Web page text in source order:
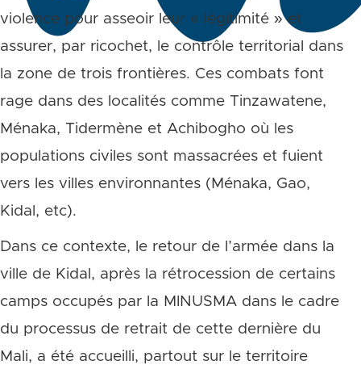
violence pour asseoir leur « légitimité » et
assurer, par ricochet, le contrôle territorial dans
la zone de trois frontières. Ces combats font
rage dans des localités comme Tinzawatene,
Ménaka, Tidermène et Achibogho où les
populations civiles sont massacrées et fuient
vers les villes environnantes (Ménaka, Gao,
Kidal, etc).
Dans ce contexte, le retour de l’armée dans la
ville de Kidal, après la rétrocession de certains
camps occupés par la MINUSMA dans le cadre
du processus de retrait de cette dernière du
Mali, a été accueilli, partout sur le territoire